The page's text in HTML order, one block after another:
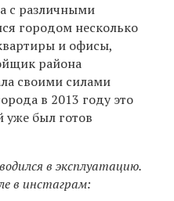
с различными
городом несколько
и офисы,
района
своими силами
в 2013 году это
уже был готов
в эксплуатацию.
в инстаграм: